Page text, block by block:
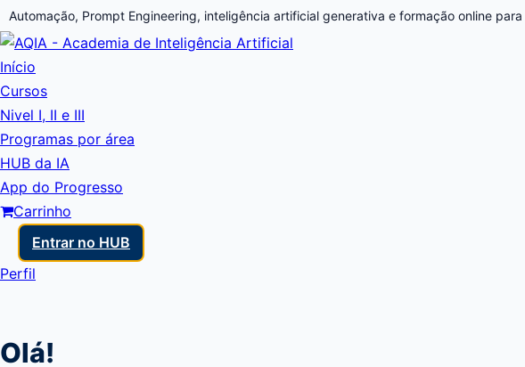
Automação, Prompt Engineering, inteligência artificial generativa e formação online
Início
Cursos
Nivel I, II e III
Programas por área
HUB da IA
App do Progresso
Carrinho
Entrar no HUB
Perfil
Olá!